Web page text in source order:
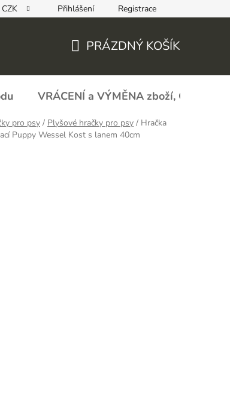
FORMULÁŘ - zboží s vadou
CZK Přihlášení Registrace
KOŠÍK
PRÁZDNÝ KOŠÍK
VRÁCENÍ a VÝMĚNA zboží,
pro psy / Plyšové hračky pro psy / Hračka
Puppy Wessel Kost s lanem 40cm